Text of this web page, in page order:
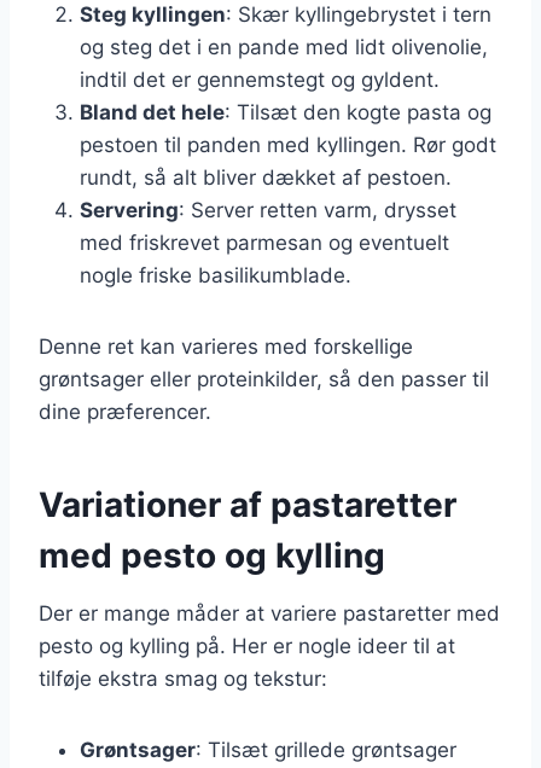
Steg kyllingen: Skær kyllingebrystet i tern
og steg det i en pande med lidt olivenolie,
indtil det er gennemstegt og gyldent.
Bland det hele: Tilsæt den kogte pasta og
pestoen til panden med kyllingen. Rør godt
rundt, så alt bliver dækket af pestoen.
Servering: Server retten varm, drysset
med friskrevet parmesan og eventuelt
nogle friske basilikumblade.
Denne ret kan varieres med forskellige
grøntsager eller proteinkilder, så den passer til
dine præferencer.
Variationer af pastaretter
med pesto og kylling
Der er mange måder at variere pastaretter med
pesto og kylling på. Her er nogle ideer til at
tilføje ekstra smag og tekstur:
Grøntsager: Tilsæt grillede grøntsager